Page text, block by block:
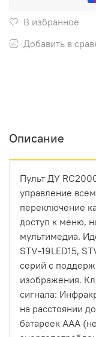
В избранное
Добавить в
Описание
Пульт ДУ
управление
переключение
доступ к меню,
мультимедиа.
STV-19LED15,
серий с
изображения.
сигнала:
на расстоянии
батареек AAA